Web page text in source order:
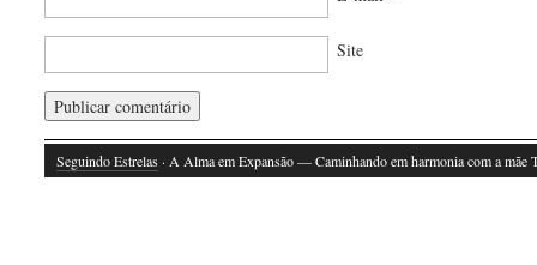
Site
Seguindo Estrelas · A Alma em Expansão — Caminhando em harmonia com a mãe